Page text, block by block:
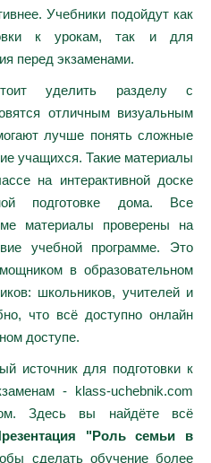
Учебники подойдут как
к урокам, так и для
перед экзаменами.
уделить разделу с
отличным визуальным
лучше понять сложные
учащихся. Такие материалы
на интерактивной доске
подготовке дома. Все
материалы проверены на
учебной программе. Это
в образовательном
школьников, учителей и
что всё доступно онлайн
доступе.
источник для подготовки к
- klass-uchebnik.com
Здесь вы найдёте всё
"Роль семьи в
сделать обучение более